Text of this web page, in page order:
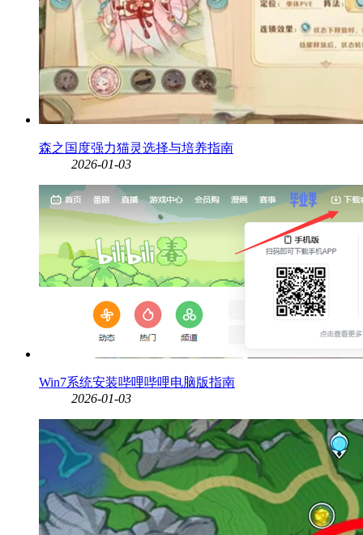
森之国度强力猫灵选择与培养指南
2026-01-03
Win7系统安装哔哩哔哩电脑版指南
2026-01-03